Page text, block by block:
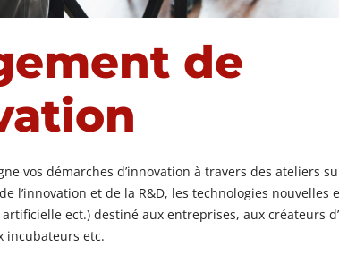
de
vos démarches d’innovation à travers des ateliers
l’innovation et de la R&D, les technologies nouvelles
ect.) destiné aux entreprises, aux créateurs
incubateurs etc.